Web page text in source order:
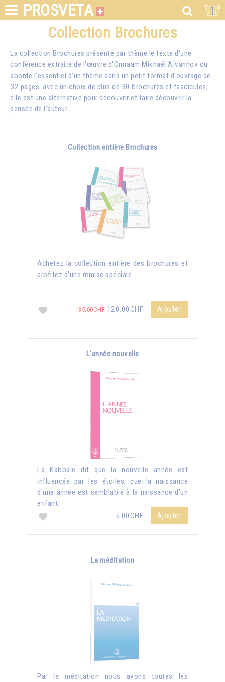
PROSVETA 1
Collection Brochures
La collection Brochures présente par thème le texte d'une
conférence extraite de l'œuvre d'Omraam Mikhaël Aïvanhov ou
aborde l'essentiel d'un thème dans un petit format d'ouvrage de
32 pages. avec un choix de plus de 30 brochures et fascicules,
elle est une alternative pour découvrir et faire découvrir la
pensée de l'auteur.
Collection entière Brochures
Achetez la collection entière des brochures et
profitez d'une remise spéciale
135.00CHF 120.00CHF Ajouter
L'année nouvelle
La Kabbale dit que la nouvelle année est
influencée par les étoiles, que la naissance
d'une année est semblable à la naissance d'un
enfant.
5.00CHF
Ajouter
La méditation
Par la méditation nous avons toutes les